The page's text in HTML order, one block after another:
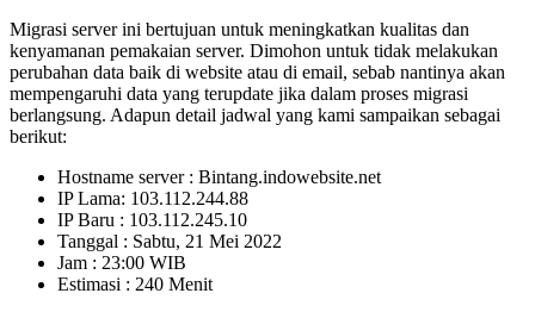
Migrasi server ini bertujuan untuk meningkatkan kualitas dan
kenyamanan pemakaian server. Dimohon untuk tidak melakukan
perubahan data baik di website atau di email, sebab nantinya akan
mempengaruhi data yang terupdate jika dalam proses migrasi
berlangsung. Adapun detail jadwal yang kami sampaikan sebagai
berikut:
Hostname server : Bintang.indowebsite.net
IP Lama: 103.112.244.88
IP Baru : 103.112.245.10
Tanggal : Sabtu, 21 Mei 2022
Jam : 23:00 WIB
Estimasi : 240 Menit